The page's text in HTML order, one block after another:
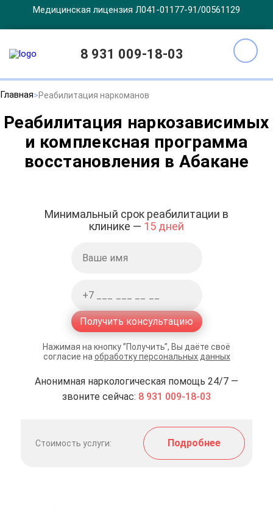
Медицинская лицензия Л041-01177-91/00561129
8 931 009-18-03
Главная Реабилитация наркоманов
Реабилитация наркозависимых
и комплексная программа
восстановления в Абакане
Минимальный срок реабилитации в
клинике — 15 дней
Получить консультацию
Нажимая на кнопку ”Получить”, Вы даёте своё
согласие на обработку персональных данных
Анонимная наркологическая помощь 24/7 —
звоните сейчас: 8 931 009-18-03
Стоимость услуги: Подробнее